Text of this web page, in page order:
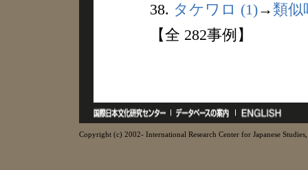
38. タケワロ (1)→ 類似
【全 282事例】
Copyright (c) 2002- International Research Center for Japanese